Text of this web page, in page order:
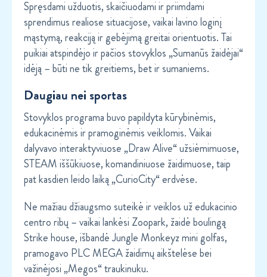
Spręsdami užduotis, skaičiuodami ir priimdami
sprendimus realiose situacijose, vaikai lavino loginį
mąstymą, reakciją ir gebėjimą greitai orientuotis. Tai
puikiai atspindėjo ir pačios stovyklos „Sumanūs žaidėjai“
idėją – būti ne tik greitiems, bet ir sumaniems.
Daugiau nei sportas
Stovyklos programa buvo papildyta kūrybinėmis,
edukacinėmis ir pramoginėmis veiklomis. Vaikai
dalyvavo interaktyviuose „Draw Alive“ užsiėmimuose,
STEAM iššūkiuose, komandiniuose žaidimuose, taip
pat kasdien leido laiką „CurioCity“ erdvėse.
Ne mažiau džiaugsmo suteikė ir veiklos už edukacinio
centro ribų – vaikai lankėsi Zoopark, žaidė boulingą
Strike house, išbandėJungle Monkeyz mini golfas,
pramogavo PLC MEGA žaidimų aikštelėse bei
važinėjosi „Megos“ traukinuku.